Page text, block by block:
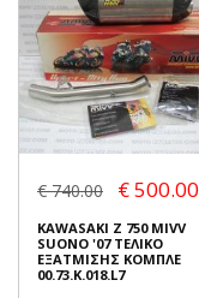
€ 740.00 € 500.00
KAWASAKI Z 750 MIVV
SUONO '07 ΤΕΛΙΚΟ
ΕΞΑΤΜΙΣΗΣ ΚΟΜΠΛΕ
00.73.K.018.L7